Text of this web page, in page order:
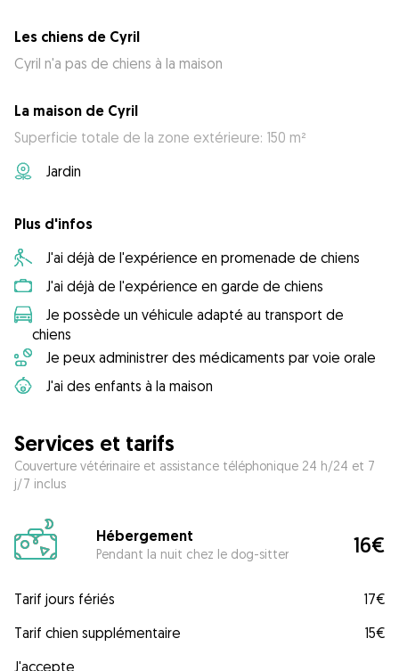
Les chiens de Cyril
Cyril n'a pas de chiens à la maison
La maison de Cyril
Superficie totale de la zone extérieure: 150 m²
Jardin
Plus d'infos
J'ai déjà de l'expérience en promenade de chiens
J'ai déjà de l'expérience en garde de chiens
Je possède un véhicule adapté au transport de
chiens
Je peux administrer des médicaments par voie orale
J'ai des enfants à la maison
Services et tarifs
Couverture vétérinaire et assistance téléphonique 24 h/24 et 7
j/7 inclus
Hébergement
Pendant la nuit chez le dog-sitter 16€
Tarif jours fériés
17€
Tarif chien supplémentaire
15€
J'accepte